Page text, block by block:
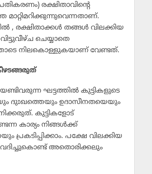
രക്ഷിതാവിന്റെ
മാറ്റിമറിക്കുന്നുവെന്നതാണ്.
, രക്ഷിതാക്കള്‍ തങ്ങള്‍ വിലക്കിയ
ചെയ്യാതെ
നിലകൊള്ളുകയാണ് വേണ്ടത്.
ഘട്ടത്തില്‍ കുട്ടികളുടെ
ദുഃഖത്തെയും ഉദാസീനതയെയും
കുട്ടികളോട്
കാര്യം നിങ്ങള്‍ക്ക്
പ്രകടിപ്പിക്കാം. പക്ഷേ വിലക്കിയ
അതൊരിക്കലും